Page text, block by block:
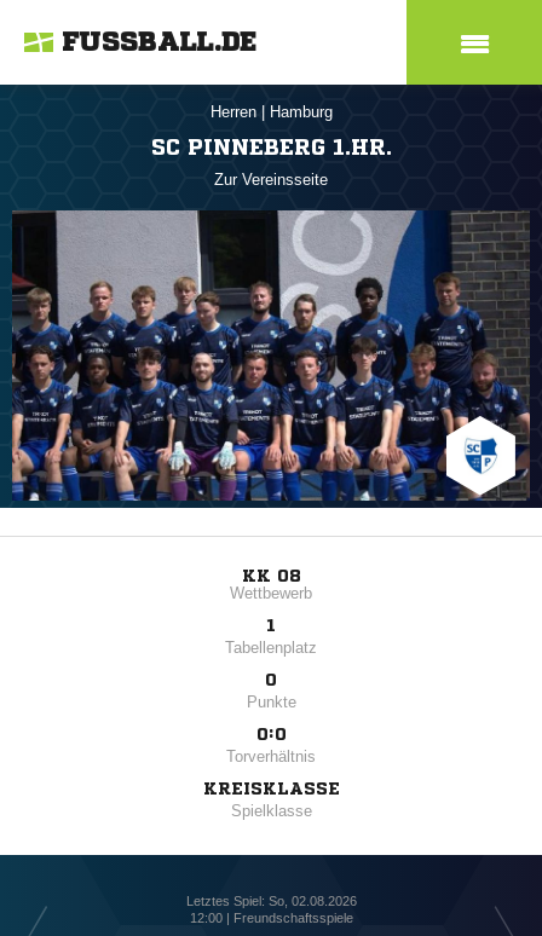
FUSSBALL.DE
Herren Hamburg
SC PINNEBERG 1.HR.
Zur Vereinsseite
KK 08
Wettbewerb
1
Tabellenplatz
0
Punkte
0:0
Torverhältnis
KREISKLASSE
Spielklasse
Letztes Spiel: So, 02.08.2026
12:00 | Freundschaftsspiele